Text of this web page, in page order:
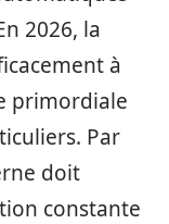
2026, la
à
primordiale
Par
doit
constante